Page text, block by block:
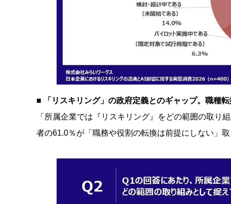
■
「リスキリング」の政府定義とのギャップ。職種
「所属企業では『リスキリング』をどの範囲の取り
者の61.0％が「職務や役割の転換は前提にしない」